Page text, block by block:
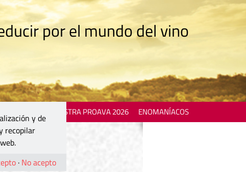
por el mundo del vino
MOSTRA PROAVA 2026 ENOMANÍACOS
y de
recopilar
· No acepto